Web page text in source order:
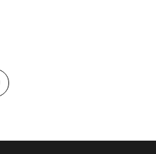
a contratar una fuerza
una cultura inclusiva.